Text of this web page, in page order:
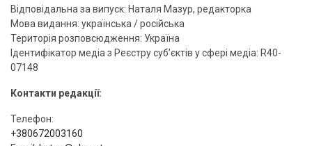
Відповідальна за випуск: Наталя Мазур, редакторка
Мова видання: українська / російська
Територія розповсюдження: Україна
Ідентифікатор медіа з Реєстру суб’єктів у сфері медіа: R40-
07148
Контакти редакції:
Телефон:
+380672003160